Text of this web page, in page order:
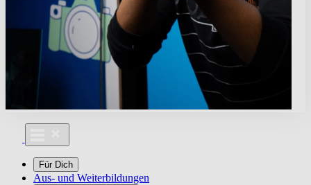
Für Dich
Aus- und Weiterbildungen